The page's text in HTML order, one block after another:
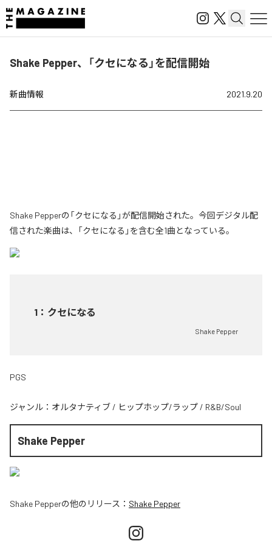
Shake Pepper、「クセになる」を配信開始
新曲情報 2021.9.20
Shake Pepperの「クセになる」が配信開始された。今回デジタル配
信された楽曲は、「クセになる」を含む全1曲となっている。
1 ： クセになる
Shake Pepper
PGS
ジャンル： オルタナティブ / ヒップホップ/ラップ / R&B/Soul
Shake Pepper
Shake Pepperの他のリリース： Shake Pepper